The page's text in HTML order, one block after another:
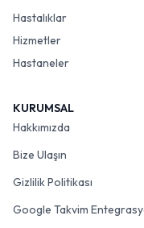
Hastalıklar
Hizmetler
Hastaneler
KURUMSAL
Hakkımızda
Bize Ulaşın
Gizlilik Politikası
Google Takvim